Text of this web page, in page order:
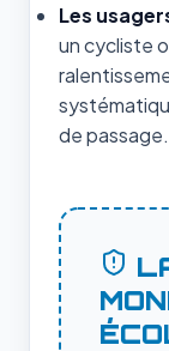
Les
un cycliste
de passage.